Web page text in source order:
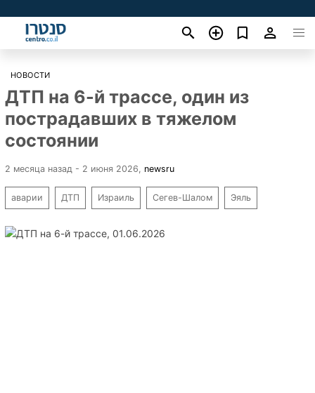
НОВОСТИ
ДТП на 6-й трассе, один из
пострадавших в тяжелом
состоянии
2 месяца назад - 2 июня 2026 newsru
аварии ДТП Израиль Сегев-Шалом Эяль